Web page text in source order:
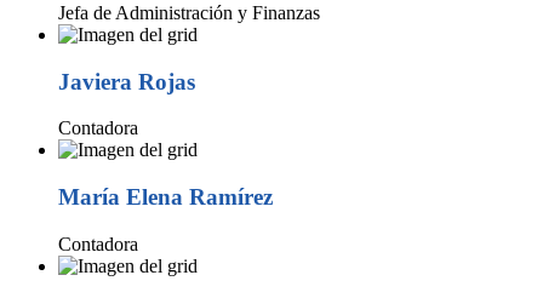
Jefa de Administración y Finanzas
Javiera Rojas
Contadora
María Elena Ramírez
Contadora